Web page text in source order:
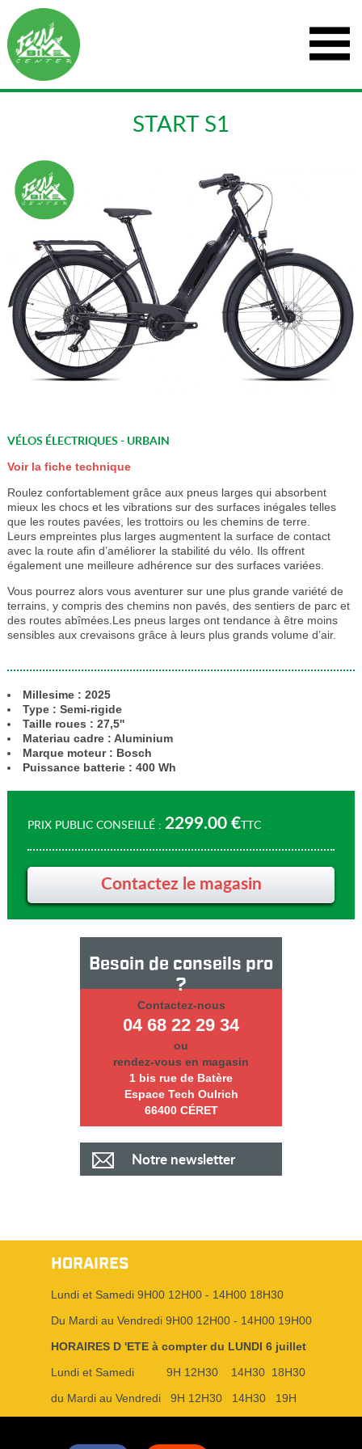
START S1
VÉLOS ÉLECTRIQUES - URBAIN
Voir la fiche technique
Roulez confortablement grâce aux pneus larges qui absorbent
mieux les chocs et les vibrations sur des surfaces inégales telles
que les routes pavées, les trottoirs ou les chemins de terre.
Leurs empreintes plus larges augmentent la surface de contact
avec la route afin d’améliorer la stabilité du vélo. Ils offrent
également une meilleure adhérence sur des surfaces variées.
Vous pourrez alors vous aventurer sur une plus grande variété de
terrains, y compris des chemins non pavés, des sentiers de parc et
des routes abîmées.Les pneus larges ont tendance à être moins
sensibles aux crevaisons grâce à leurs plus grands volume d’air.
Millesime : 2025
Type : Semi-rigide
Taille roues : 27,5''
Materiau cadre : Aluminium
Marque moteur : Bosch
Puissance batterie : 400 Wh
PRIX PUBLIC CONSEILLÉ 2299.00 €TTC
Contactez le magasin
Besoin de conseils pro
?
Contactez-nous
04 68 22 29 34
ou
rendez-vous en magasin
1 bis rue de Batère
Espace Tech Oulrich
66400 CÉRET
Notre newsletter
HORAIRES
Lundi et Samedi 9H00 12H00 - 14H00 18H30
Du Mardi au Vendredi 9H00 12H00 - 14H00 19H00
HORAIRES D 'ETE à compter du LUNDI 6 juillet
Lundi et Samedi 9H 12H30 14H30 18H30
du Mardi au Vendredi 9H 12H30 14H30 19H